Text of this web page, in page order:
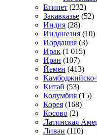
Египет (232)
Закавказье (52)
Индия (28)
Индонезия (10)
Иордания (3)
Ирак (1 015)
Иран (107)
Йемен (413)
Камбоджийско-
Китай (53)
Колумбия (15)
Корея (168)
Косово (2)
Латинская
Ливан (110)